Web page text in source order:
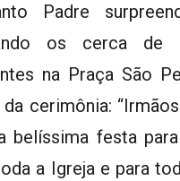
Padre
os cerca
na Praça São
cerimônia:
belíssima festa
a Igreja e para